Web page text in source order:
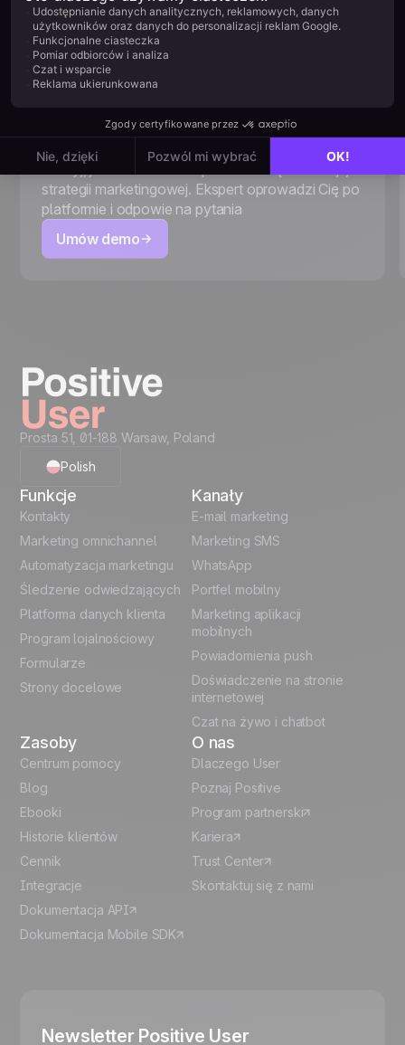
Poproś o spersonalizowaną
demonstrację
Odkryj, jak User może dopasować się do Twojej
strategii marketingowej. Ekspert oprowadzi Cię po
platformie i odpowie na pytania
Umów demo
Prosta 51, 01-188 Warsaw, Poland
Polish
English
French
German
Italian
Español
Funkcje
Kontakty
Marketing omnichannel
Automatyzacja marketingu
Śledzenie odwiedzających
Platforma danych klienta
Program lojalnościowy
Formularze
Strony docelowe
Kanały
E-mail marketing
Marketing SMS
WhatsApp
Portfel mobilny
Marketing aplikacji
mobilnych
Powiadomienia push
Doświadczenie na stronie
internetowej
Czat na żywo i chatbot
Zasoby
Centrum pomocy
Blog
Ebooki
Historie klientów
Cennik
Integracje
Dokumentacja API
Dokumentacja Mobile SDK
O nas
Dlaczego User
Poznaj Positive
Program partnerski
Kariera
Trust Center
Skontaktuj się z nami
Newsletter Positive User